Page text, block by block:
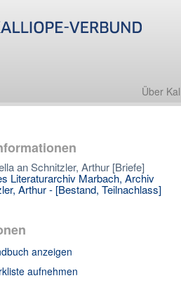
Über
an Schnitzler, Arthur [Briefe]
Literaturarchiv Marbach, Archiv
Arthur - [Bestand, Teilnachlass]
anzeigen
aufnehmen